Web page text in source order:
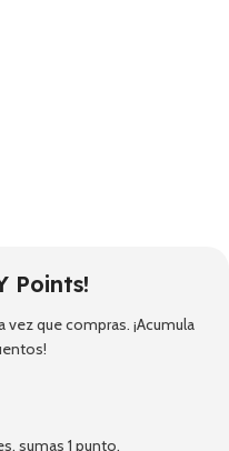
Points!
que compras. ¡Acumula
sumas 1 punto.